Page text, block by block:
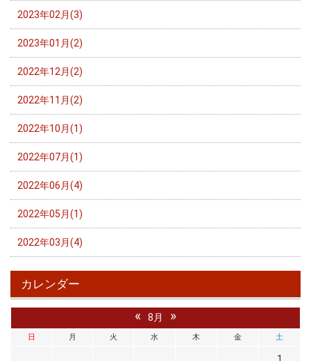
2023年02月(3)
2023年01月(2)
2022年12月(2)
2022年11月(2)
2022年10月(1)
2022年07月(1)
2022年06月(4)
2022年05月(1)
2022年03月(4)
カレンダー
« 8月 »
日 月 火 水 木 金 土